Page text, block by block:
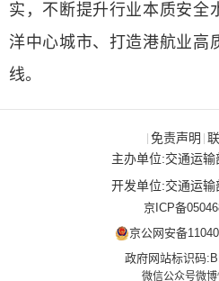
实，不断提升行业本质安全
洋中心城市、打造港航业高
线。
| 免责声明 |
主办单位:交通运
开发单位:交通运
京ICP备
京公网安备
政府网站标识码
微信公众号微博